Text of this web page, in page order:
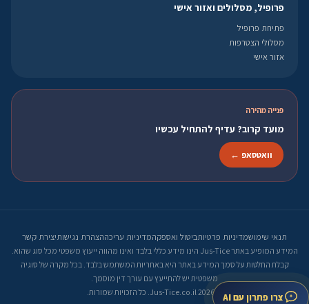
פרופיל, מסלולים ואזור אישי
פתיחת פרופיל
מסלולי הצטרפות
אזור אישי
פנייה מהירה
מועד קרוב? עדיף להתחיל עכשיו
וואטסאפ ←
תנאי שימושמדיניות פרטיותביטול ואספקהמדיניות עריכההצהרת נגישותיצירת קשר
המידע המופיע באתר Jus-Tice הינו מידע כללי בלבד ואינו מהווה ייעוץ משפטי מכל סוג שהוא.
קבלת החלטות על סמך המידע באתר היא באחריות המשתמש בלבד. בכל מקרה של סוגיה
משפטית יש להתייעץ עם עורך דין מוסמך.
© 2026 Jus-Tice.co.il. כל הזכויות שמורות.
צרו פתרון עם AI